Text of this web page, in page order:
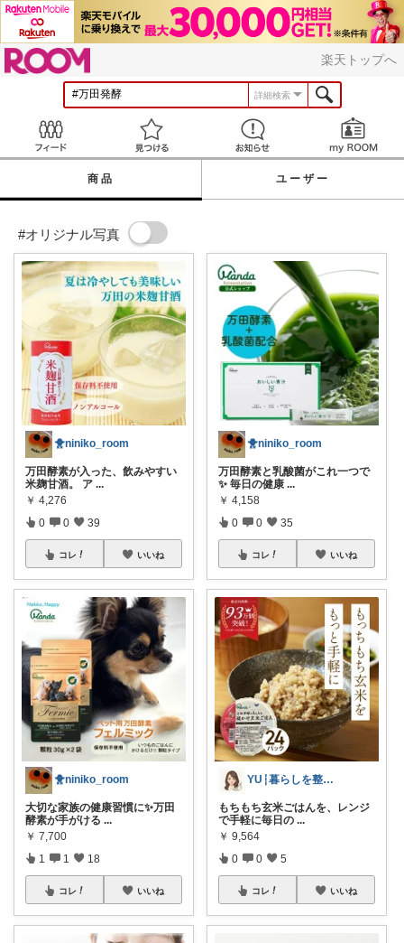
楽天トップへ
詳細検索
見つける お知らせ
商品 ユーザー
#オリジナル写真
🐥niniko_room
万田酵素が入った、飲みやすい
米麹甘酒。 ア ...
￥ 4,276
0 0 39
コレ いいね
🐥niniko_room
大切な家族の健康習慣に✨万田
酵素が手がける ...
￥ 7,700
1 1 18
コレ いいね
🐥niniko_room
万田酵素と乳酸菌がこれ一つで
✨ 毎日の健康 ...
￥ 4,158
0 0 35
コレ いいね
YU┆暮らしを整えるもの
もちもち玄米ごはんを、レンジ
で手軽に毎日の ...
￥ 9,564
0 0 5
コレ いいね